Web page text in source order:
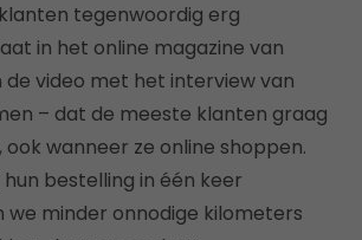
tegenwoordig erg
in het online magazine van
de video met het interview van
– dat de meeste klanten graag
ook wanneer ze online shoppen.
hun bestelling in één keer
we minder onnodige kilometers